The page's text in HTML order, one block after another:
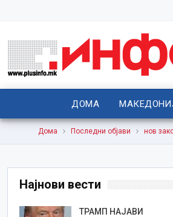
ДОМА
Дома Последни објави нов
Најнови вести
ТРАМП НАЈАВИ